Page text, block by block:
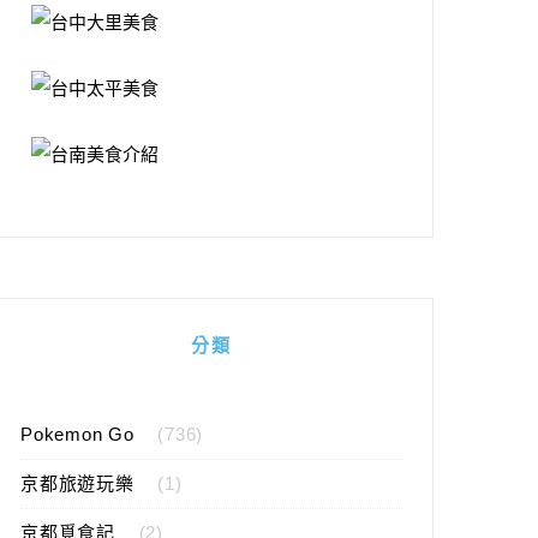
分類
Pokemon Go (736)
京都旅遊玩樂 (1)
京都覓食記 (2)